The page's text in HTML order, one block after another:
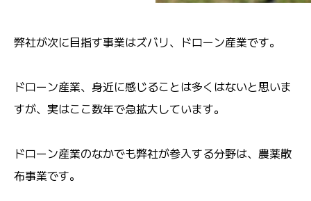
弊社が次に目指す事業はズバリ、ドローン産業です。
ドローン産業、身近に感じることは多くはないと思いま
すが、実はここ数年で急拡大しています。
ドローン産業のなかでも弊社が参入する分野は、農薬散
布事業です。